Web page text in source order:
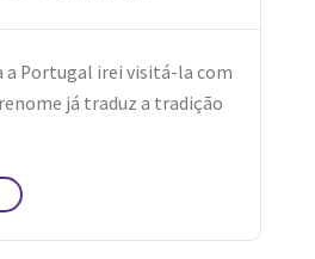
a Portugal irei visitá-la com
já traduz a tradição